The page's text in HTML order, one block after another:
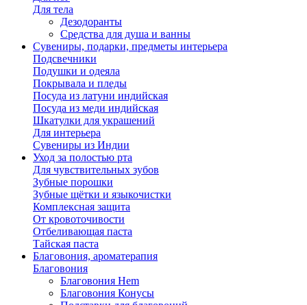
Для тела
Дезодоранты
Средства для душа и ванны
Сувениры, подарки, предметы интерьера
Подсвечники
Подушки и одеяла
Покрывала и пледы
Посуда из латуни индийская
Посуда из меди индийская
Шкатулки для украшений
Для интерьера
Сувениры из Индии
Уход за полостью рта
Для чувствительных зубов
Зубные порошки
Зубные щётки и языкочистки
Комплексная защита
От кровоточивости
Отбеливающая паста
Тайская паста
Благовония, ароматерапия
Благовония
Благовония Hem
Благовония Конусы